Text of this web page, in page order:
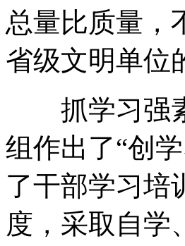
总量比质量，
省级文明单位
抓学习强素
组作出了“创
了干部学习培
度，采取自学